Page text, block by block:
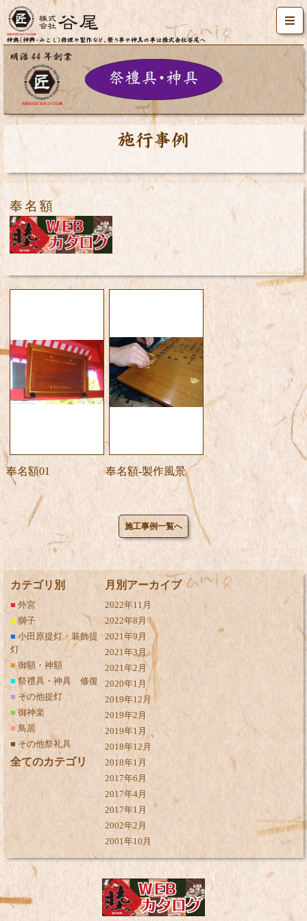
奉名額
奉名額01 奉名額-製作風景
施工事例一覧へ
カテゴリ別
■ 外宮
■ 獅子
■ 小田原提灯・装飾提
灯
■ 御額・神額
■ 祭禮具・神具 修復
■ その他提灯
■ 御神楽
■ 鳥居
■ その他祭礼具
全てのカテゴリ
月別アーカイブ
2022年11月
2022年8月
2021年9月
2021年3月
2021年2月
2020年1月
2019年12月
2019年2月
2019年1月
2018年12月
2018年1月
2017年6月
2017年4月
2017年1月
2002年2月
2001年10月